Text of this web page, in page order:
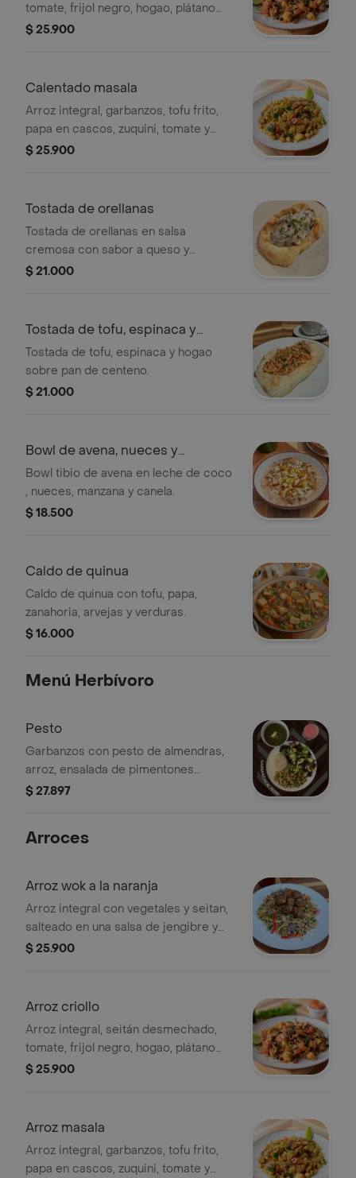
tomate, frijol negro, hogao, plátano
maduro, achiote y cilantro.
$ 25.900
Calentado masala
Arroz integral, garbanzos, tofu frito,
papa en cascos, zuquini, tomate y
masala.
$ 25.900
Tostada de orellanas
Tostada de orellanas en salsa
cremosa con sabor a queso y
pimienta, servida sobre pan de
$ 21.000
Tostada de tofu, espinaca y
hogao
Tostada de tofu, espinaca y hogao
sobre pan de centeno.
$ 21.000
Bowl de avena, nueces y
manzana
Bowl tibio de avena en leche de coco
, nueces, manzana y canela.
$ 18.500
Caldo de quinua
Caldo de quinua con tofu, papa,
zanahoria, arvejas y verduras.
$ 16.000
Menú Herbívoro
Pesto
Garbanzos con pesto de almendras,
arroz, ensalada de pimentones
asados y habas tostadas. Incluye jugo
$ 27.897
Arroces
Arroz wok a la naranja
Arroz integral con vegetales y seitan,
salteado en una salsa de jengibre y
soja; terminado con cubos de tofu
$ 25.900
Arroz criollo
Arroz integral, seitán desmechado,
tomate, frijol negro, hogao, plátano
maduro, achiote y cilantro.
$ 25.900
Arroz masala
Arroz integral, garbanzos, tofu frito,
papa en cascos, zuquini, tomate y